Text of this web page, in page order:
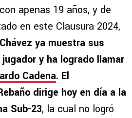
apenas 19 años, y de
en este Clausura 2024,
ya muestra sus
y ha logrado llamar
Cadena. El
dirige hoy en día a la
Sub-23, la cual no logró